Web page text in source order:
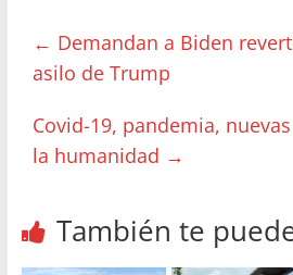
← Demandan a Biden
asilo de Trump
Covid-19, pandemia,
la humanidad →
También te